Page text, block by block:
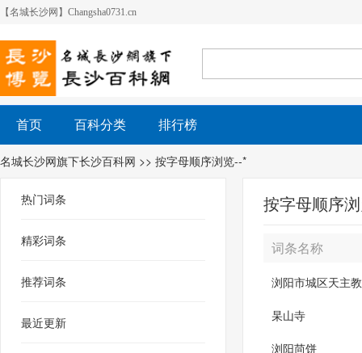
【名城长沙网】Changsha0731.cn
首页 百科分类 排行榜
名城长沙网旗下长沙百科网 >> 按字母顺序浏览--*
按字母顺序
词条名称
浏阳市城区天主
杲山寺
浏阳茴饼
热门词条
精彩词条
推荐词条
最近更新